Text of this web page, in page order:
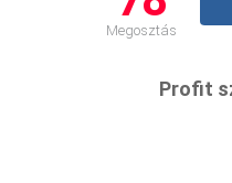
Megosztás
Profit